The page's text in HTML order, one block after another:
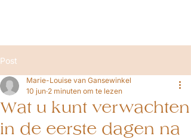
Post
Wat u kunt verwachten
in de eerste dagen na
Marie-Louise van Gansewinkel
10 jun 2 minuten om te lezen